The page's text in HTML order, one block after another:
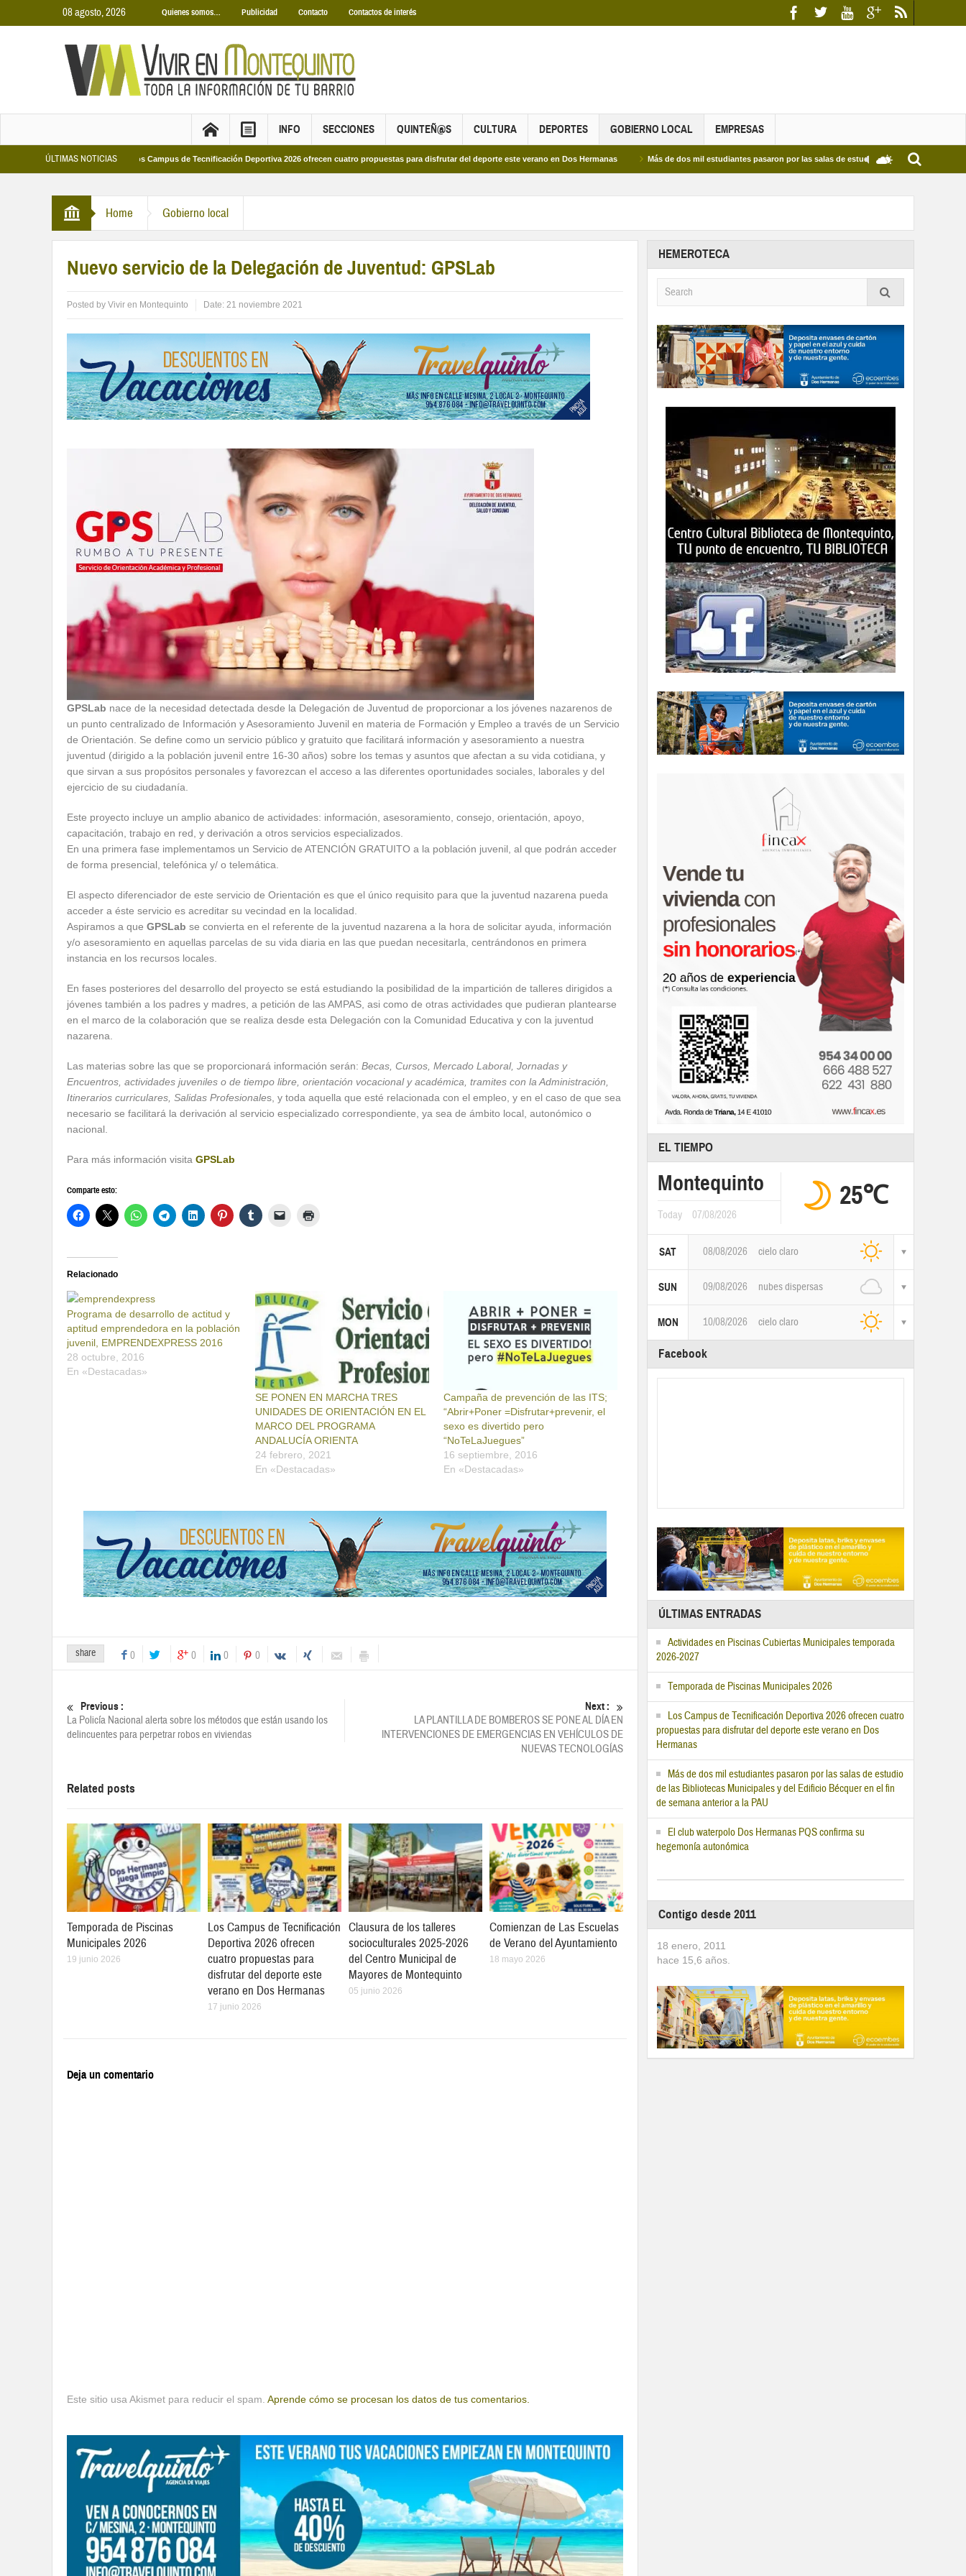
08 agosto, 2026 Quienes somos… Publicidad Contacto Contactos de interés
INFO SECCIONES QUINTEÑ@S CULTURA DEPORTES GOBIERNO LOCAL EMPRESAS
ÚLTIMAS NOTICIAS
2026 Los Campus de Tecnificación Deportiva 2026 ofrecen cuatro propuestas para disfrutar del deporte este verano en Dos Hermanas Más de dos mil estudiantes pasaron por las salas de estudio de las Bibliotecas Municipales y
Home Gobierno local
Nuevo servicio de la Delegación de Juventud: GPSLab
Posted by Vivir en Montequinto Date: 21 noviembre 2021
GPSLab nace de la necesidad detectada desde la Delegación de Juventud de proporcionar a los jóvenes nazarenos de
un punto centralizado de Información y Asesoramiento Juvenil en materia de Formación y Empleo a través de un Servicio
de Orientación. Se define como un servicio público y gratuito que facilitará información y asesoramiento a nuestra
juventud (dirigido a la población juvenil entre 16-30 años) sobre los temas y asuntos que afectan a su vida cotidiana, y
que sirvan a sus propósitos personales y favorezcan el acceso a las diferentes oportunidades sociales, laborales y del
ejercicio de su ciudadanía.
Este proyecto incluye un amplio abanico de actividades: información, asesoramiento, consejo, orientación, apoyo,
capacitación, trabajo en red, y derivación a otros servicios especializados.
En una primera fase implementamos un Servicio de ATENCIÓN GRATUITO a la población juvenil, al que podrán acceder
de forma presencial, telefónica y/ o telemática.
El aspecto diferenciador de este servicio de Orientación es que el único requisito para que la juventud nazarena pueda
acceder a éste servicio es acreditar su vecindad en la localidad.
Aspiramos a que GPSLab se convierta en el referente de la juventud nazarena a la hora de solicitar ayuda, información
y/o asesoramiento en aquellas parcelas de su vida diaria en las que puedan necesitarla, centrándonos en primera
instancia en los recursos locales.
En fases posteriores del desarrollo del proyecto se está estudiando la posibilidad de la impartición de talleres dirigidos a
jóvenes también a los padres y madres, a petición de las AMPAS, asi como de otras actividades que pudieran plantearse
en el marco de la colaboración que se realiza desde esta Delegación con la Comunidad Educativa y con la juventud
nazarena.
Las materias sobre las que se proporcionará información serán: Becas, Cursos, Mercado Laboral, Jornadas y
Encuentros, actividades juveniles o de tiempo libre, orientación vocacional y académica, tramites con la Administración,
Itinerarios curriculares, Salidas Profesionales, y toda aquella que esté relacionada con el empleo, y en el caso de que sea
necesario se facilitará la derivación al servicio especializado correspondiente, ya sea de ámbito local, autonómico o
nacional.
Para más información visita GPSLab
Comparte esto:
Relacionado
Programa de desarrollo de actitud y
aptitud emprendedora en la población
juvenil, EMPRENDEXPRESS 2016
28 octubre, 2016
En «Destacadas»
SE PONEN EN MARCHA TRES
UNIDADES DE ORIENTACIÓN EN EL
MARCO DEL PROGRAMA
ANDALUCÍA ORIENTA
24 febrero, 2021
En «Destacadas»
Campaña de prevención de las ITS;
“Abrir+Poner =Disfrutar+prevenir, el
sexo es divertido pero
“NoTeLaJuegues”
16 septiembre, 2016
En «Destacadas»
share 0 0 0 0
Previous :
La Policía Nacional alerta sobre los métodos que están usando los
delincuentes para perpetrar robos en viviendas
Next :
LA PLANTILLA DE BOMBEROS SE PONE AL DÍA EN
INTERVENCIONES DE EMERGENCIAS EN VEHÍCULOS DE
NUEVAS TECNOLOGÍAS
Related posts
Temporada de Piscinas
Municipales 2026
19 junio 2026
Los Campus de Tecnificación
Deportiva 2026 ofrecen
cuatro propuestas para
disfrutar del deporte este
verano en Dos Hermanas
17 junio 2026
Clausura de los talleres
socioculturales 2025-2026
del Centro Municipal de
Mayores de Montequinto
05 junio 2026
Comienzan de Las Escuelas
de Verano del Ayuntamiento
18 mayo 2026
Deja un comentario
Este sitio usa Akismet para reducir el spam. Aprende cómo se procesan los datos de tus comentarios.
HEMEROTECA
EL TIEMPO
Montequinto
Today 07/08/2026
25℃
SAT 08/08/2026 cielo claro
SUN 09/08/2026 nubes dispersas
MON 10/08/2026 cielo claro
Facebook
ÚLTIMAS ENTRADAS
Actividades en Piscinas Cubiertas Municipales temporada
2026-2027
Temporada de Piscinas Municipales 2026
Los Campus de Tecnificación Deportiva 2026 ofrecen cuatro
propuestas para disfrutar del deporte este verano en Dos
Hermanas
Más de dos mil estudiantes pasaron por las salas de estudio
de las Bibliotecas Municipales y del Edificio Bécquer en el fin
de semana anterior a la PAU
El club waterpolo Dos Hermanas PQS confirma su
hegemonía autonómica
Contigo desde 2011
18 enero, 2011
hace 15,6 años.